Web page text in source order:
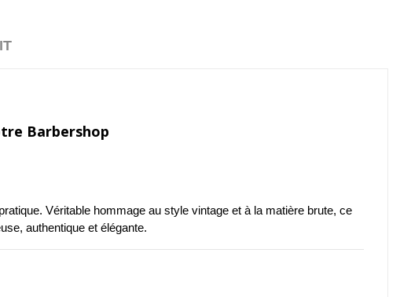
Barbershop
Véritable hommage au style vintage et à la matière brute, ce
authentique et élégante.